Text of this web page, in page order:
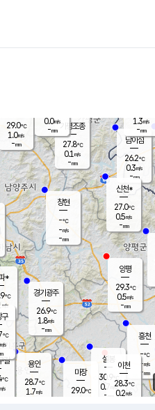
남이섬
26.2℃
0.3m/s
-mm
용인
28.7℃
1.7m/s
경기광주
26.9℃
1.8m/s
-mm
1.3m/s
-mm
가평조종
27.8℃
0.1 m/s
-mm
29.0℃
1.0m/s
-mm
신천*
27.0℃
0.5m/s
-mm
창현
-℃
-m/s
-mm
0.0m/s
-mm
흥천
-℃
-m/s
-mm
마장
29.0℃
설봉
30.9
0.7 m/s
- mm
*
℃
m/s
갈
℃
m/s
℃
m/s
이천
28.3℃
0.2m/s
양평
29.3℃
0.5m/s
-mm